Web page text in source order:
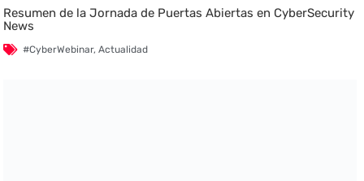
Resumen de la Jornada de Puertas Abiertas en CyberSecurity
News
#CyberWebinar,Actualidad